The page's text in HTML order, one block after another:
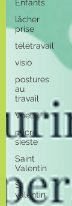
Enfants
lâcher
prise
télétravail
visio
postures
au
travail
Voeux
micro
sieste
Saint
Valentin
St
valentin